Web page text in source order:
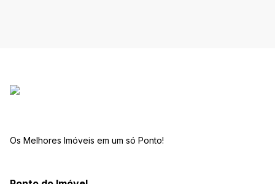
Os Melhores Imóveis em um só Ponto!